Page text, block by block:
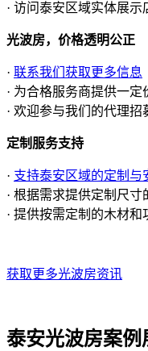
· 访问泰安区域实体展示
光波房，价格透明公正
· 联系我们获取更多信息
· 为合格服务商提供一定
· 欢迎参与我们的代理招
定制服务支持
· 支持泰安区域的定制与
· 根据需求提供定制尺寸
· 提供按需定制的木材和
获取更多光波房资讯
泰安光波房案例